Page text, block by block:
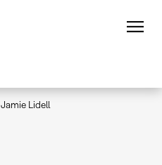
Jamie Lidell